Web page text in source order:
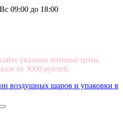
09:00 до 18:00
указаны оптовые цены,
от 3000 рублей.